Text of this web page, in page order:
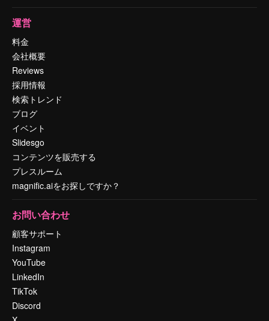
運営
料金
会社概要
Reviews
採用情報
検索トレンド
ブログ
イベント
Slidesgo
コンテンツを販売する
プレスルーム
magnific.aiをお探しですか？
お問い合わせ
顧客サポート
Instagram
YouTube
LinkedIn
TikTok
Discord